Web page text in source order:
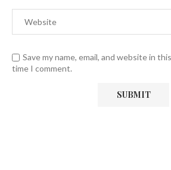
Save my name, email, and website in
time I comment.